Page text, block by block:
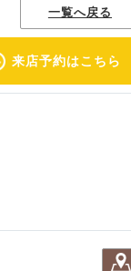
来店予約はこちら
一覧へ戻る